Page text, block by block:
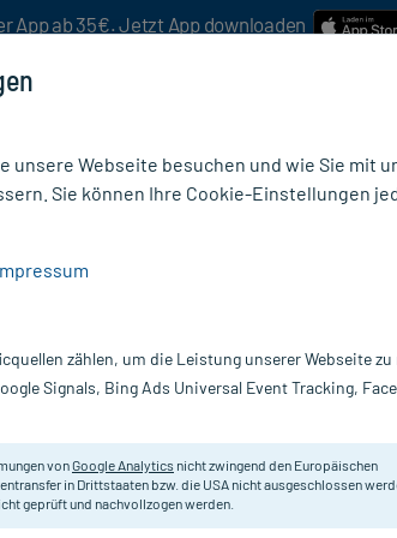
App ab 35€. Jetzt App downloaden
ab 19€ Mindestbestellwert!
8-lagige Mullkompressen (7,5x7,5 cm) aus
Darreichung:
Kompressen
unsere Webseite besuchen und wie Sie mit
Sie können Ihre Cookie-Einstellungen
zählen, um die Leistung unserer Webseite zu
Signals, Bing Ads Universal Event Tracking,
vonGoogle Analytics nicht zwingend den Europäischen
in Drittstaaten bzw. die USA nicht ausgeschlossen
geprüft und nachvollzogen werden.